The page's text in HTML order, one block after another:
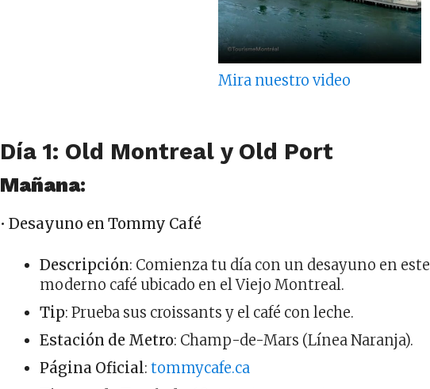
Mira nuestro video
Día 1: Old Montreal y Old Port
Mañana:
•Desayuno en Tommy Café
Descripción: Comienza tu día con un desayuno en este
moderno café ubicado en el Viejo Montreal.
Tip: Prueba sus croissants y el café con leche.
Estación de Metro: Champ-de-Mars (Línea Naranja).
Página Oficial:tommycafe.ca